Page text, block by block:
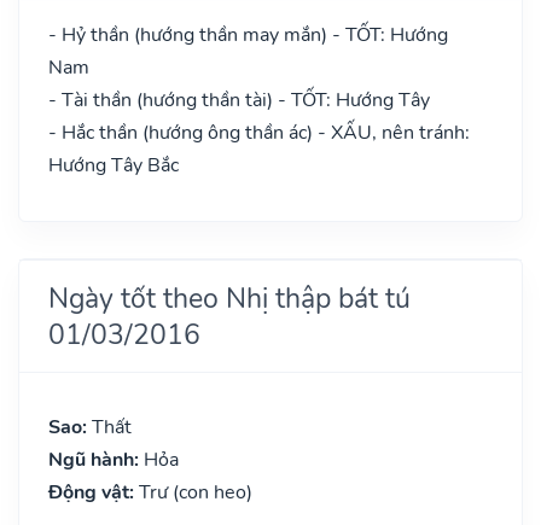
- Hỷ thần (hướng thần may mắn) - TỐT: Hướng
Nam
- Tài thần (hướng thần tài) - TỐT: Hướng Tây
- Hắc thần (hướng ông thần ác) - XẤU, nên tránh:
Hướng Tây Bắc
Ngày tốt theo Nhị thập bát tú
01/03/2016
Sao: Thất
Ngũ hành: Hỏa
Động vật: Trư (con heo)